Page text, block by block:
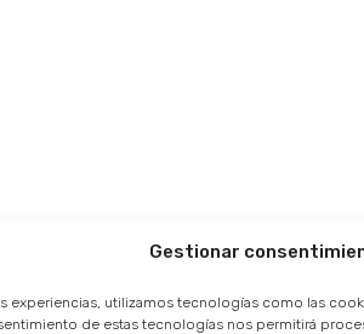
Gestionar
experiencias, utilizamos tecnologías como las
de estas tecnologías nos permitirá